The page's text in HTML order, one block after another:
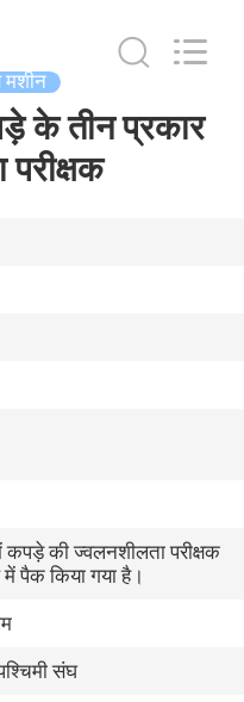
मशीन
के तीन प्रकार
कपड़े की ज्वलनशीलता परीक्षक
पैक किया गया है।
संघ